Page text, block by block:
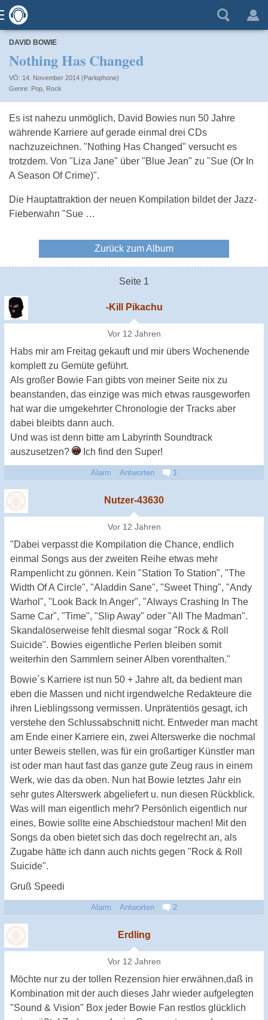
DAVID BOWIE
Nothing Has Changed
VÖ: 14. November 2014 (Parlophone)
Pop Rock
Es ist nahezu unmöglich, David Bowies nun 50 Jahre
währende Karriere auf gerade einmal drei CDs
nachzuzeichnen. "Nothing Has Changed" versucht es
trotzdem. Von "Liza Jane" über "Blue Jean" zu "Sue (Or In
A Season Of Crime)".
Die Hauptattraktion der neuen Kompilation bildet der Jazz-
Fieberwahn "Sue …
Zurück zum Album
Seite 1
-Kill Pikachu
Vor 12 Jahren
Habs mir am Freitag gekauft und mir übers Wochenende
komplett zu Gemüte geführt.
Als großer Bowie Fan gibts von meiner Seite nix zu
beanstanden, das einzige was mich etwas rausgeworfen
hat war die umgekehrter Chronologie der Tracks aber
dabei bleibts dann auch.
Und was ist denn bitte am Labyrinth Soundtrack
auszusetzen?
Ich find den Super!
Alarm Antworten 1
Nutzer-43630
Vor 12 Jahren
"Dabei verpasst die Kompilation die Chance, endlich
einmal Songs aus der zweiten Reihe etwas mehr
Rampenlicht zu gönnen. Kein "Station To Station", "The
Width Of A Circle", "Aladdin Sane", "Sweet Thing", "Andy
Warhol", "Look Back In Anger", "Always Crashing In The
Same Car", "Time", "Slip Away" oder "All The Madman".
Skandalöserweise fehlt diesmal sogar "Rock & Roll
Suicide". Bowies eigentliche Perlen bleiben somit
weiterhin den Sammlern seiner Alben vorenthalten."
Bowie´s Karriere ist nun 50 + Jahre alt, da bedient man
eben die Massen und nicht irgendwelche Redakteure die
ihren Lieblingssong vermissen. Unprätentiös gesagt, ich
verstehe den Schlussabschnitt nicht. Entweder man macht
am Ende einer Karriere ein, zwei Alterswerke die nochmal
unter Beweis stellen, was für ein großartiger Künstler man
ist oder man haut fast das ganze gute Zeug raus in einem
Werk, wie das da oben. Nun hat Bowie letztes Jahr ein
sehr gutes Alterswerk abgeliefert u. nun diesen Rückblick.
Was will man eigentlich mehr? Persönlich eigentlich nur
eines, Bowie sollte eine Abschiedstour machen! Mit den
Songs da oben bietet sich das doch regelrecht an, als
Zugabe hätte ich dann auch nichts gegen "Rock & Roll
Suicide".
Gruß Speedi
Alarm Antworten 2
Erdling
Vor 12 Jahren
Möchte nur zu der tollen Rezension hier erwähnen,daß in
Kombination mit der auch dieses Jahr wieder aufgelegten
"Sound & Vision" Box jeder Bowie Fan restlos glücklich